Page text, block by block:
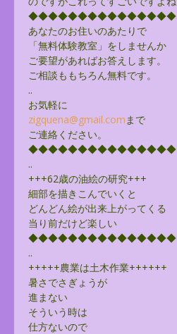
◆◆◆◆◆◆◆◆◆◆◆◆◆◆◆
あなたのお住いのあたりで
「無料体験教室」をしませんか
ご要望があればお答えします。
ご相談ももちろん無料です。
..
お気軽に
zigquena@gmail.comまで
ご連絡ください。
◆◆◆◆◆◆◆◆◆◆◆◆◆◆◆
..
+++62歳の油絵の研究+++
細部を描きこんでいくと
どんどん絵が出来上がってくる
当り前だけど楽しい
◆◆◆◆◆◆◆◆◆◆◆◆◆◆◆
..
+++++農業は土木作業++++++
暑さでさぎょうが
進まない
そういう時は
仕方ないので